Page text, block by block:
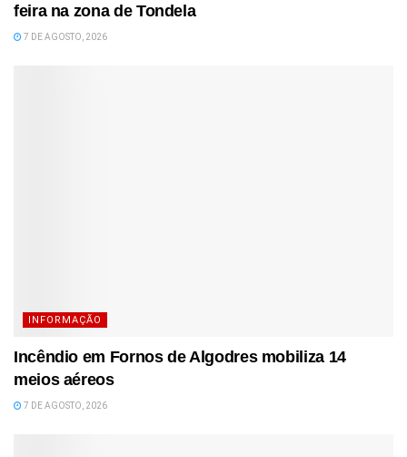
feira na zona de Tondela
7 DE AGOSTO, 2026
INFORMAÇÃO
Incêndio em Fornos de Algodres mobiliza 14
meios aéreos
7 DE AGOSTO, 2026